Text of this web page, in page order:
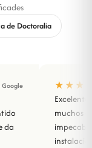
de Doctoralia
Google
da
muchos